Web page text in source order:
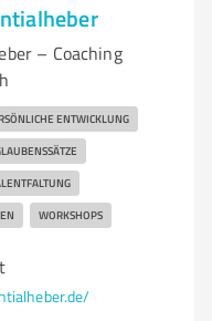
– Coaching
ENTWICKLUNG
WORKSHOPS